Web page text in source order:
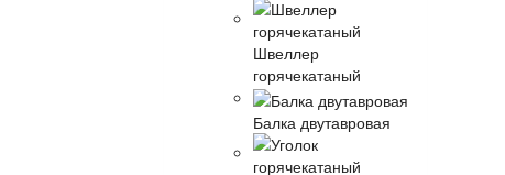
Швеллер
горячекатаный
Балка двутавровая